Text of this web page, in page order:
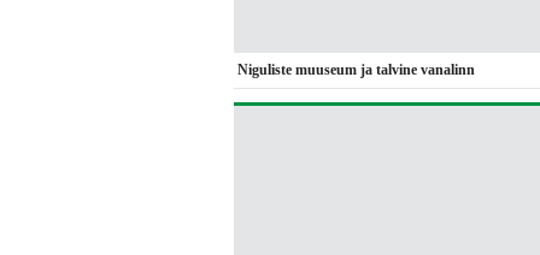
Niguliste muuseum ja talvine vanalinn